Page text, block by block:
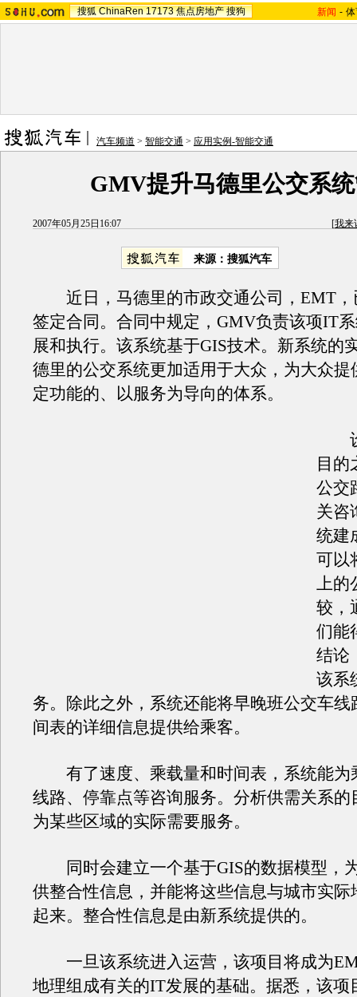
搜狐 ChinaRen 17173 焦点房地产 搜狗 新闻 -
汽车频道 > 智能交通 > 应用实例-智能交通
GMV提升马德里公交系
2007年05月25日16:07 [我来
来源：搜狐汽车
近日，马德里的市政交通公司，EMT，
签定合同。合同中规定，GMV负责该项IT
展和执行。该系统基于GIS技术。新系统的
德里的公交系统更加适用于大众，为大众提
定功能的、以服务为导向的体系。
设
目的
公交
关咨
统建
可以
上的
较，
们能
结论
该系
务。除此之外，系统还能将早晚班公交车线
间表的详细信息提供给乘客。
有了速度、乘载量和时间表，系统能为
线路、停靠点等咨询服务。分析供需关系的
为某些区域的实际需要服务。
同时会建立一个基于GIS的数据模型，
供整合性信息，并能将这些信息与城市实际
起来。整合性信息是由新系统提供的。
一旦该系统进入运营，该项目将成为
地理组成有关的IT发展的基础。据悉，该项